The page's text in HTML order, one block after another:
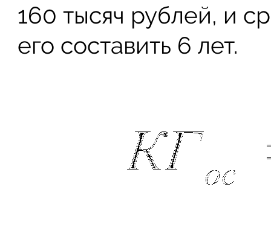
160 тысяч рублей, и
его составить 6 лет.